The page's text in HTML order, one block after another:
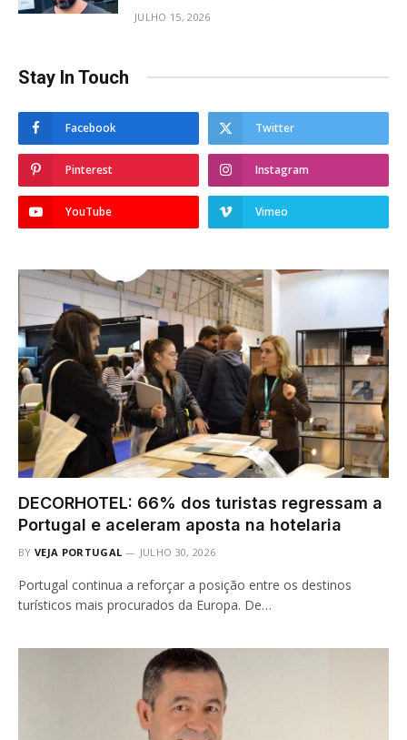
JULHO 15, 2026
Stay In Touch
Facebook Twitter
Pinterest Instagram
YouTube Vimeo
DECORHOTEL: 66% dos turistas regressam a
Portugal e aceleram aposta na hotelaria
BY VEJA PORTUGAL JULHO 30, 2026
Portugal continua a reforçar a posição entre os destinos
turísticos mais procurados da Europa. De…